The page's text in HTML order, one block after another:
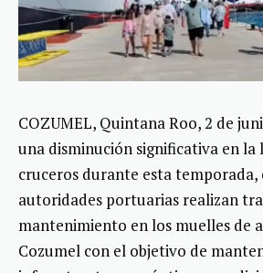
COZUMEL, Quintana Roo, 2 de
una disminución significativa en la
cruceros durante esta temporada,
autoridades portuarias realizan
mantenimiento en los muelles de
Cozumel con el objetivo de